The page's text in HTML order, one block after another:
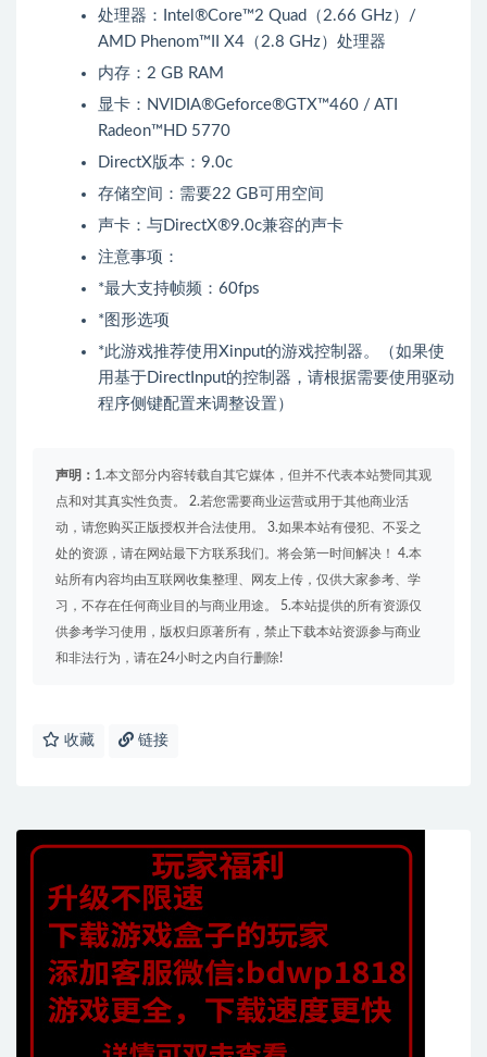
处理器：Intel®Core™2 Quad（2.66 GHz）/
AMD Phenom™II X4（2.8 GHz）处理器
内存：2 GB RAM
显卡：NVIDIA®Geforce®GTX™460 / ATI
Radeon™HD 5770
DirectX版本：9.0c
存储空间：需要22 GB可用空间
声卡：与DirectX®9.0c兼容的声卡
注意事项：
*最大支持帧频：60fps
*图形选项
*此游戏推荐使用Xinput的游戏控制器。（如果使
用基于DirectInput的控制器，请根据需要使用驱动
程序侧键配置来调整设置）
声明： 1.本文部分内容转载自其它媒体，但并不代表本站赞同其观
点和对其真实性负责。 2.若您需要商业运营或用于其他商业活
动，请您购买正版授权并合法使用。 3.如果本站有侵犯、不妥之
处的资源，请在网站最下方联系我们。将会第一时间解决！ 4.本
站所有内容均由互联网收集整理、网友上传，仅供大家参考、学
习，不存在任何商业目的与商业用途。 5.本站提供的所有资源仅
供参考学习使用，版权归原著所有，禁止下载本站资源参与商业
和非法行为，请在24小时之内自行删除!
收藏 链接